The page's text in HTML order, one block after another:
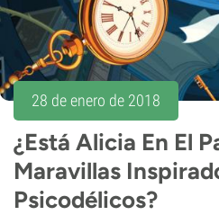
28 de enero de 2018
¿Está Alicia En El
Maravillas
Psicodélicos?